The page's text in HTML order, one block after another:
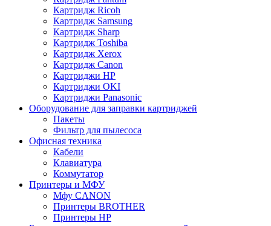
Картридж Ricoh
Картридж Samsung
Картридж Sharp
Картридж Toshiba
Картридж Xerox
Картридж Сanon
Картриджи HP
Картриджи OKI
Картриджи Panasonic
Оборудование для заправки картриджей
Пакеты
Фильтр для пылесоса
Офисная техника
Кабели
Клавиатура
Коммутатор
Принтеры и МФУ
Мфу CANON
Принтеры BROTHER
Принтеры HP